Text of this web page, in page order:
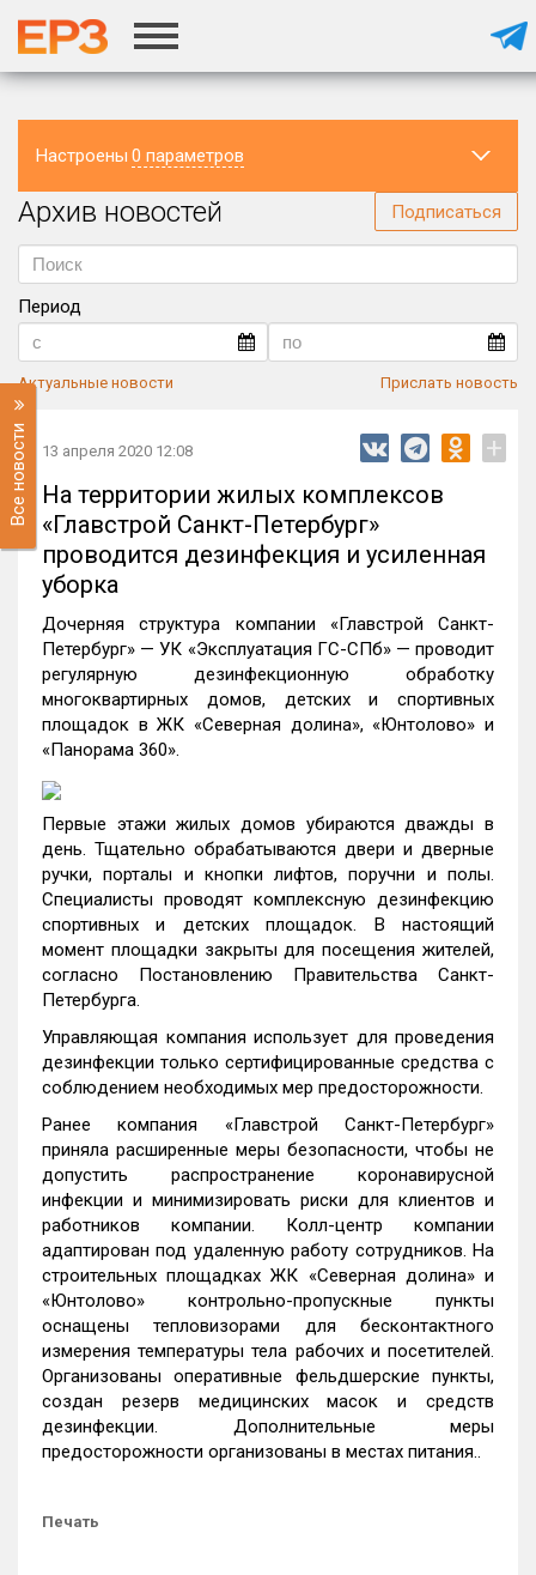
Настроены 0 параметров
Регион
Архив новостей Подписаться
Период
Актуальные новости Прислать новость
Все новости 13 апреля 2020 12:08 +
На территории жилых комплексов
«Главстрой Санкт-Петербург»
проводится дезинфекция и усиленная
уборка
Дочерняя структура компании «Главстрой Санкт-
Петербург» — УК «Эксплуатация ГС-СПб» — проводит
регулярную дезинфекционную обработку
многоквартирных домов, детских и спортивных
площадок в ЖК «Северная долина», «Юнтолово» и
«Панорама 360».
Первые этажи жилых домов убираются дважды в
день. Тщательно обрабатываются двери и дверные
ручки, порталы и кнопки лифтов, поручни и полы.
Специалисты проводят комплексную дезинфекцию
спортивных и детских площадок. В настоящий
момент площадки закрыты для посещения жителей,
согласно Постановлению Правительства Санкт-
Петербурга.
Управляющая компания использует для проведения
дезинфекции только сертифицированные средства с
соблюдением необходимых мер предосторожности.
Ранее компания «Главстрой Санкт-Петербург»
приняла расширенные меры безопасности, чтобы не
допустить распространение коронавирусной
инфекции и минимизировать риски для клиентов и
работников компании. Колл-центр компании
адаптирован под удаленную работу сотрудников. На
строительных площадках ЖК «Северная долина» и
«Юнтолово» контрольно-пропускные пункты
оснащены тепловизорами для бесконтактного
измерения температуры тела рабочих и посетителей.
Организованы оперативные фельдшерские пункты,
создан резерв медицинских масок и средств
дезинфекции. Дополнительные меры
предосторожности организованы в местах питания..
Печать